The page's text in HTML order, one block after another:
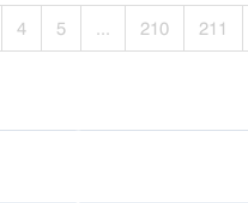
4 5 ... 210 211